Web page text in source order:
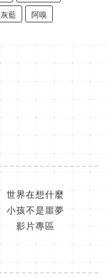
灰藍 阿嗅
世界在想什麼
小孩不是噩夢
影片專區